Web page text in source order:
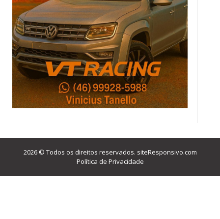
2026 © Todos os direitos reservados. siteResponsivo.com
Política de Privacidade